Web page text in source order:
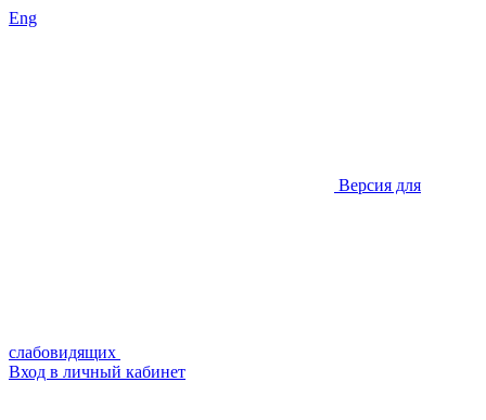
Eng
Версия для
слабовидящих
Вход в личный кабинет